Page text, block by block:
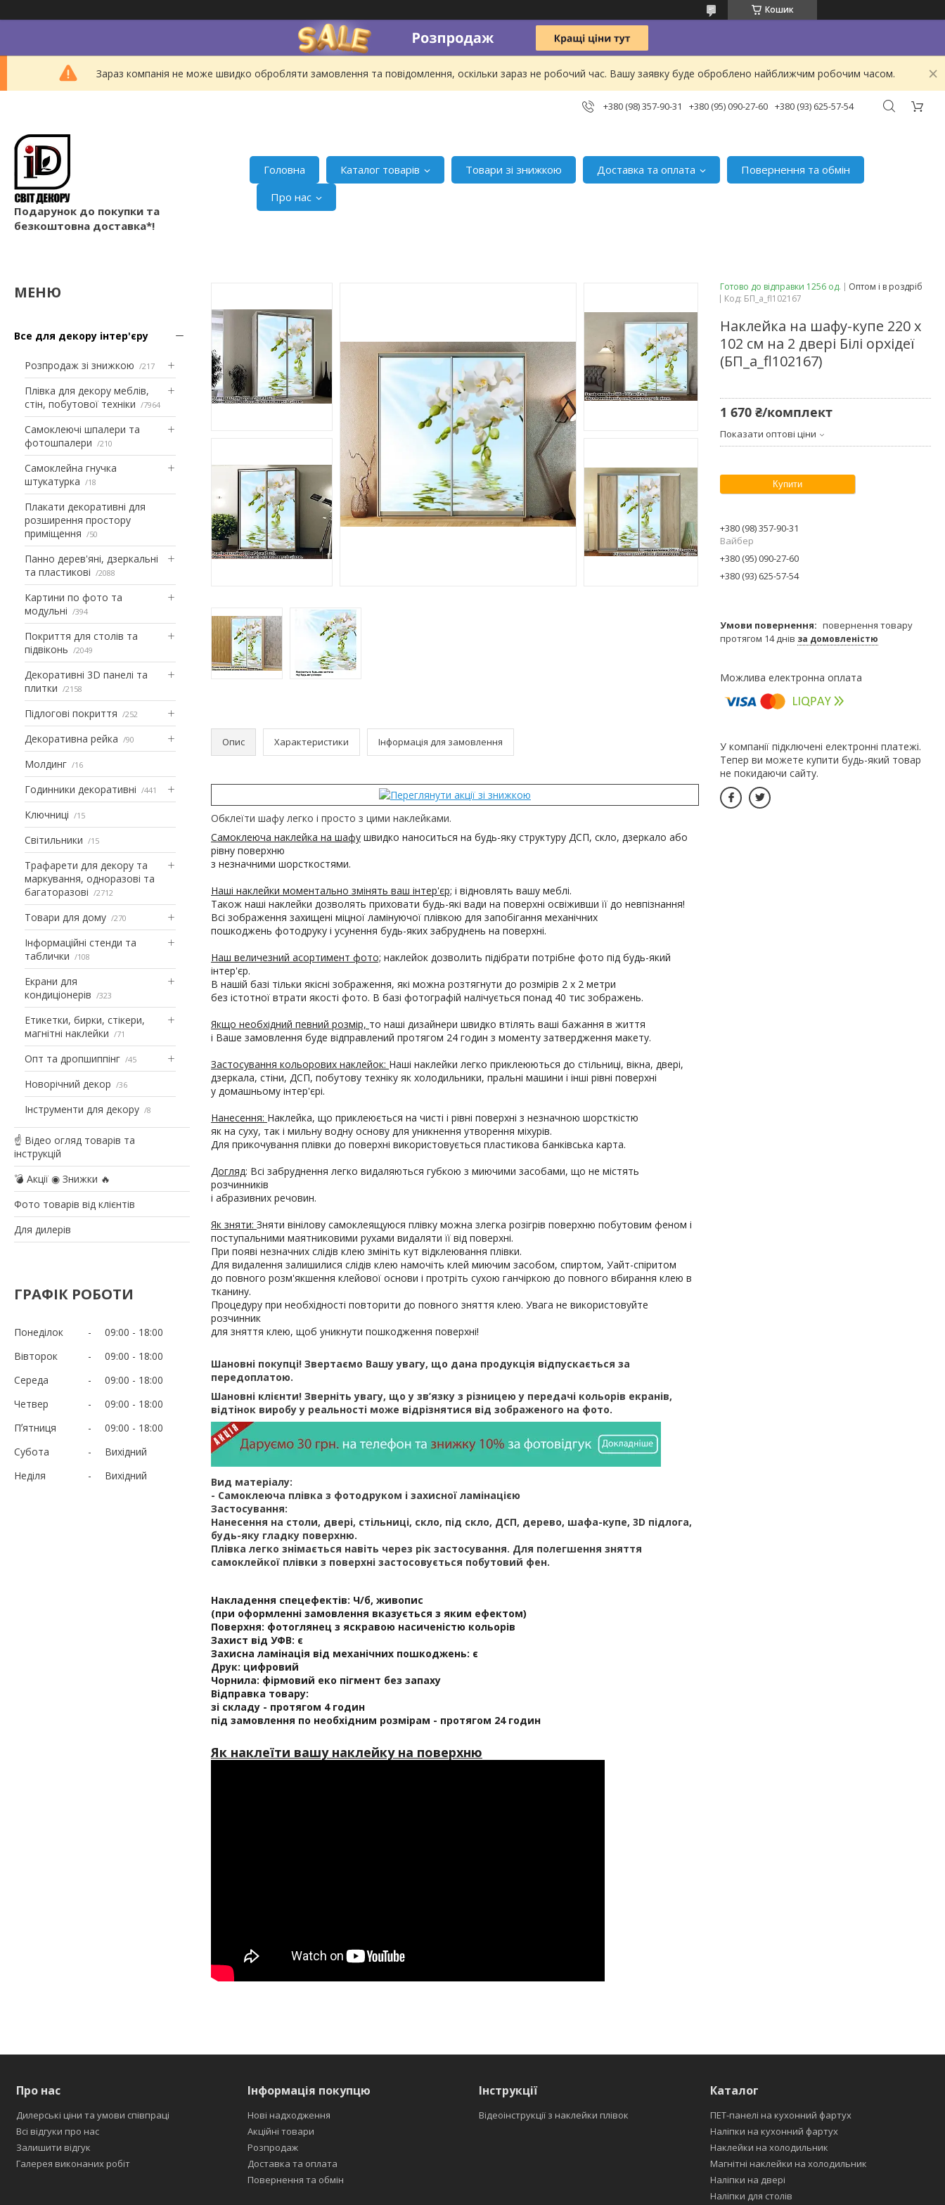
Кошик
Зараз компанія не може швидко обробляти замовлення та повідомлення, оскільки зараз не робочий час. Вашу заявку буде оброблено найближчим робочим часом.
+380 (98) 357-90-31 +380 (95) 090-27-60 +380 (93) 625-57-54
Подарунок до покупки та
безкоштовна доставка*!
Головна Каталог товарів Товари зі знижкою Доставка та оплата
Повернення та обмін
Про нас
Все для декору інтер'єру
Розпродаж зі знижкою 217
Плівка для декору меблів,
стін, побутової техніки
7964
Самоклеючі шпалери та
фотошпалери
210
Самоклейна гнучка
штукатурка
18
Плакати декоративні для
розширення простору
приміщення
50
Панно дерев'яні, дзеркальні
та пластикові
2088
Картини по фото та
модульні
394
Покриття для столів та
підвіконь
2049
Декоративні 3D панелі та
плитки
2158
Підлогові покриття 252
Декоративна рейка 90
Молдинг 16
Годинники декоративні 441
Ключниці 15
Світильники 15
Трафарети для декору та
маркування, одноразові та
багаторазові
2712
Товари для дому 270
Інформаційні стенди та
таблички
108
Екрани для
кондиціонерів
323
Етикетки, бирки, стікери,
магнітні наклейки
71
Опт та дропшиппінг 45
Новорічний декор 36
Інструменти для декору 8
☝ Відео огляд товарів та
інструкцій
💣 Акції ◉ Знижки 🔥
Фото товарів від клієнтів
Для дилерів
ГРАФІК РОБОТИ
Понеділок 09:00
18:00
Вівторок
09:00
18:00
Середа
09:00
18:00
Четвер
09:00
18:00
Пʼятниця
09:00
18:00
Субота
Вихідний
Неділя
Вихідний
Опис Характеристики Інформація для замовлення
Обклеїти шафу легко і просто з цими наклейками.
Самоклеюча наклейка на шафу швидко наноситься на будь-яку структуру ДСП, скло, дзеркало або
рівну поверхню
з незначними шорсткостями.
Наші наклейки моментально змінять ваш інтер'єр; і відновлять вашу меблі.
Також наші наклейки дозволять приховати будь-які вади на поверхні освіживши її до невпізнання!
Всі зображення захищені міцної ламінуючої плівкою для запобігання механічних
пошкоджень фотодруку і усунення будь-яких забруднень на поверхні.
Наш величезний асортимент фото; наклейок дозволить підібрати потрібне фото під будь-який
інтер'єр.
В нашій базі тільки якісні зображення, які можна розтягнути до розмірів 2 х 2 метри
без істотної втрати якості фото. В базі фотографій налічується понад 40 тис зображень.
Якщо необхідний певний розмір, то наші дизайнери швидко втілять ваші бажання в життя
і Ваше замовлення буде відправлений протягом 24 годин з моменту затвердження макету.
Застосування кольорових наклейок: Наші наклейки легко приклеюються до стільниці, вікна, двері,
дзеркала, стіни, ДСП, побутову техніку як холодильники, пральні машини і інші рівні поверхні
у домашньому інтер'єрі.
Нанесення: Наклейка, що приклеюється на чисті і рівні поверхні з незначною шорсткістю
як на суху, так і мильну водну основу для уникнення утворення міхурів.
Для прикочування плівки до поверхні використовується пластикова банківська карта.
Догляд: Всі забруднення легко видаляються губкою з миючими засобами, що не містять
розчинників
і абразивних речовин.
Як зняти: Зняти вінілову самоклеящуюся плівку можна злегка розігрів поверхню побутовим феном і
поступальними маятниковими рухами видаляти її від поверхні.
При появі незначних слідів клею змініть кут відклеювання плівки.
Для видалення залишилися слідів клею намочіть клей миючим засобом, спиртом, Уайт-спіритом
до повного розм'якшення клейової основи і протріть сухою ганчіркою до повного вбирання клею в
тканину.
Процедуру при необхідності повторити до повного зняття клею. Увага не використовуйте
розчинник
для зняття клею, щоб уникнути пошкодження поверхні!
Шановні покупці! Звертаємо Вашу увагу, що дана продукція відпускається за
передоплатою.
Шановні клієнти! Зверніть увагу, що у зв’язку з різницею у передачі кольорів екранів,
відтінок виробу у реальності може відрізнятися від зображеного на фото.
Вид матеріалу:
- Самоклеюча плівка з фотодруком і захисної ламінацією
Застосування:
Нанесення на столи, двері, стільниці, скло, під скло, ДСП, дерево, шафа-купе, 3D підлога,
будь-яку гладку поверхню.
Плівка легко знімається навіть через рік застосування. Для полегшення зняття
самоклейкої плівки з поверхні застосовується побутовий фен.
Накладення спецефектів: Ч/б, живопис
(при оформленні замовлення вказується з яким ефектом)
Поверхня: фотоглянец з яскравою насиченістю кольорів
Захист від УФВ: є
Захисна ламінація від механічних пошкоджень: є
Друк: цифровий
Чорнила: фірмовий еко пігмент без запаху
Відправка товару:
зі складу - протягом 4 годин
під замовлення по необхідним розмірам - протягом 24 годин
Як наклеїти вашу наклейку на поверхню
Готово до відправки 1256 од.
Оптом і в роздріб
Код: БП_а_fl102167
Наклейка на шафу-купе 220 х
102 см на 2 двері Білі орхідеї
(БП_а_fl102167)
1 670 ₴/комплект
Показати оптові ціни
Купити
+380 (98) 357-90-31
Вайбер
+380 (95) 090-27-60
+380 (93) 625-57-54
повернення товару
протягом 14 днів за домовленістю
У компанії підключені електронні платежі.
Тепер ви можете купити будь-який товар
не покидаючи сайту.
Про нас
Дилерські ціни та умови співпраці
Всі відгуки про нас
Залишити відгук
Галерея виконаних робіт
Інформація покупцю
Нові надходження
Акційні товари
Розпродаж
Доставка та оплата
Повернення та обмін
Інструкції
Відеоінструкції з наклейки плівок
Каталог
ПЕТ-панелі на кухонний фартух
Наліпки на кухонний фартух
Наклейки на холодильник
Магнітні наклейки на холодильник
Наліпки на двері
Наліпки для столів